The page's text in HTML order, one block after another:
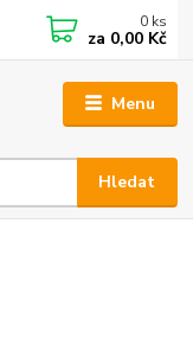
Menu
Hledat
0 ks
za 0,00 Kč